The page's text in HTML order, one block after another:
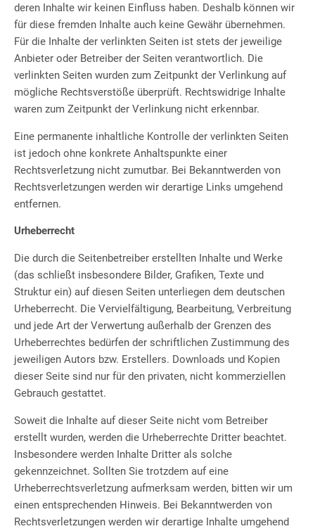
deren Inhalte wir keinen Einfluss haben. Deshalb können wir
für diese fremden Inhalte auch keine Gewähr übernehmen.
Für die Inhalte der verlinkten Seiten ist stets der jeweilige
Anbieter oder Betreiber der Seiten verantwortlich. Die
verlinkten Seiten wurden zum Zeitpunkt der Verlinkung auf
mögliche Rechtsverstöße überprüft. Rechtswidrige Inhalte
waren zum Zeitpunkt der Verlinkung nicht erkennbar.
Eine permanente inhaltliche Kontrolle der verlinkten Seiten
ist jedoch ohne konkrete Anhaltspunkte einer
Rechtsverletzung nicht zumutbar. Bei Bekanntwerden von
Rechtsverletzungen werden wir derartige Links umgehend
entfernen.
Urheberrecht
Die durch die Seitenbetreiber erstellten Inhalte und Werke
(das schließt insbesondere Bilder, Grafiken, Texte und
Struktur ein) auf diesen Seiten unterliegen dem deutschen
Urheberrecht. Die Vervielfältigung, Bearbeitung, Verbreitung
und jede Art der Verwertung außerhalb der Grenzen des
Urheberrechtes bedürfen der schriftlichen Zustimmung des
jeweiligen Autors bzw. Erstellers. Downloads und Kopien
dieser Seite sind nur für den privaten, nicht kommerziellen
Gebrauch gestattet.
Soweit die Inhalte auf dieser Seite nicht vom Betreiber
erstellt wurden, werden die Urheberrechte Dritter beachtet.
Insbesondere werden Inhalte Dritter als solche
gekennzeichnet. Sollten Sie trotzdem auf eine
Urheberrechtsverletzung aufmerksam werden, bitten wir um
einen entsprechenden Hinweis. Bei Bekanntwerden von
Rechtsverletzungen werden wir derartige Inhalte umgehend